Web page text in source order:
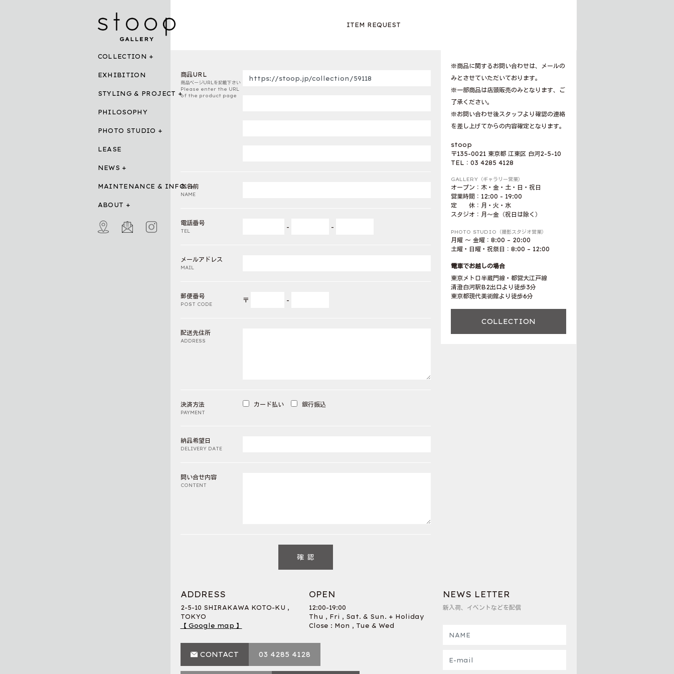
COLLECTION
EXHIBITION
STYLING & PROJECT
PHILOSOPHY
PHOTO STUDIO
LEASE
NEWS
MAINTENANCE & INFO.
ABOUT
ITEM REQUEST
商品URL
商品ページURLを記載下さい
Please enter the URL
of the product page
お名前
NAME
電話番号
TEL
- -
メールアドレス
MAIL
郵便番号
POST CODE
〒 -
配送先住所
ADDRESS
決済方法
PAYMENT
カード払い 銀行振込
納品希望日
DELIVERY DATE
問い合せ内容
CONTENT
※商品に関するお問い合わせは、メールの
みとさせていただいております。
※一部商品は店頭販売のみとなります、ご
了承ください。
※お問い合わせ後スタッフより確認の連絡
を差し上げてからの内容確定となります。
stoop
〒135-0021 東京都 江東区 白河2-5-10
TEL：03 4285 4128
GALLERY（ギャラリー営業）
オープン：木・金・土・日・祝日
営業時間：12:00 - 19:00
定 休：月・火・水
スタジオ：月〜金（祝日は除く）
PHOTO STUDIO（撮影スタジオ営業）
月曜 〜 金曜：8:00 – 20:00
土曜・日曜・祝祭日：8:00 – 12:00
電車でお越しの場合
東京メトロ半蔵門線・都営大江戸線
清澄白河駅B2出口より徒歩3分
東京都現代美術館より徒歩6分
COLLECTION
ADDRESS
2-5-10 SHIRAKAWA KOTO-KU ,
TOKYO
【 Google map 】
OPEN
12:00-19:00
Thu , Fri , Sat. & Sun. + Holiday
Close : Mon , Tue & Wed
CONTACT 03 4285 4128
NEWS LETTER
新入荷、イベントなどを配信